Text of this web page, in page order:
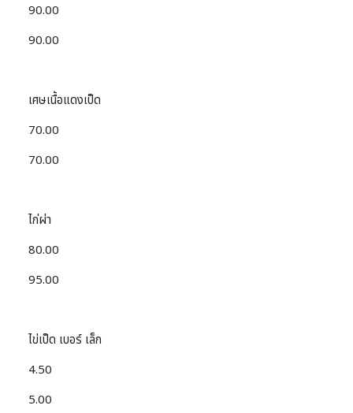
90.00
90.00
เศษเนื้อแดงเป็ด
70.00
70.00
ไก่ผ่า
80.00
95.00
ไข่เป็ด เบอร์ เล็ก
4.50
5.00